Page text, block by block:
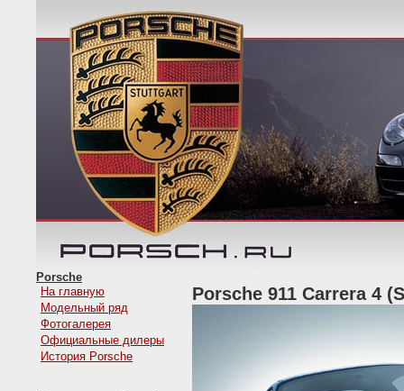
Porsche
На главную
Модельный ряд
Фотогалерея
Официальные дилеры
История Porsche
Porsche 911 Carrera 4